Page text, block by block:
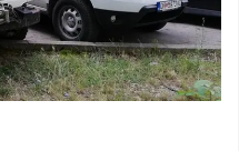
ЦКРМ